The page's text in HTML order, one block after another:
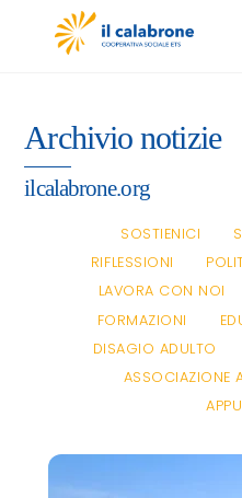
Archivio notizie
ilcalabrone.org
SOSTIENICI
RIFLESSIONI
LAVORA CON NOI
FORMAZIONI
DISAGIO ADULTO
ASSOCIAZIONE